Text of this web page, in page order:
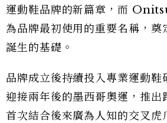
運動鞋品牌的新篇章，而
為品牌最初使用的重要名稱，
誕生的基礎。
品牌成立後持續投入專業運動鞋
迎接兩年後的墨西哥奧運，推
首次結合後來廣為人知的交叉